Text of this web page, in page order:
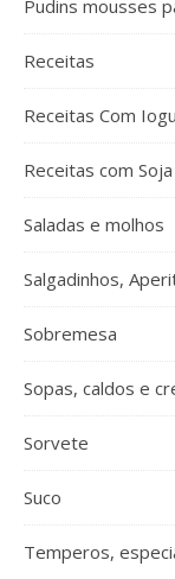
Pudins mousses
Receitas
Receitas Com
Receitas com Soja
Saladas e molhos
Salgadinhos,
Sobremesa
Sopas, caldos e
Sorvete
Suco
Temperos,